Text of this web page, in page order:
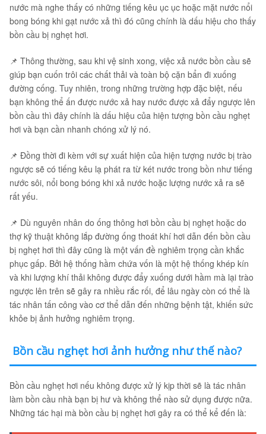
nước mà nghe thấy có những tiếng kêu ục ục hoặc mặt nước nổi
bong bóng khi gạt nước xả thì đó cũng chính là dấu hiệu cho thấy
bồn cầu bị nghẹt hơi.
📌 Thông thường, sau khi vệ sinh xong, việc xả nước bồn cầu sẽ
giúp bạn cuốn trôi các chất thải và toàn bộ cặn bẩn đi xuống
đường cống. Tuy nhiên, trong những trường hợp đặc biệt, nếu
bạn không thể ấn được nước xả hay nước được xả đẩy ngược lên
bồn cầu thì đây chính là dấu hiệu của hiện tượng bồn cầu nghẹt
hơi và bạn cần nhanh chóng xử lý nó.
📌 Đồng thời đi kèm với sự xuất hiện của hiện tượng nước bị trào
ngược sẽ có tiếng kêu lạ phát ra từ két nước trong bồn như tiếng
nước sôi, nổi bong bóng khi xả nước hoặc lượng nước xả ra sẽ
rất yếu.
📌 Dù nguyên nhân do ống thông hơi bồn cầu bị nghẹt hoặc do
thợ kỹ thuật không lắp đường ống thoát khí hơi dẫn đến bồn cầu
bị nghẹt hơi thì đây cũng là một vấn đề nghiêm trọng cần khắc
phục gấp. Bởi hệ thống hầm chứa vốn là một hệ thống khép kín
và khi lượng khí thải không được đẩy xuống dưới hầm mà lại trào
ngược lên trên sẽ gây ra nhiều rắc rối, để lâu ngày còn có thể là
tác nhân tấn công vào cơ thể dẫn đến những bệnh tật, khiến sức
khỏe bị ảnh hưởng nghiêm trọng.
Bồn cầu nghẹt hơi ảnh hưởng như thế nào?
Bồn cầu nghẹt hơi nếu không được xử lý kịp thời sẽ là tác nhân
làm bồn cầu nhà bạn bị hư và không thể nào sử dụng được nữa.
Những tác hại mà bồn cầu bị nghẹt hơi gây ra có thể kể đến là: